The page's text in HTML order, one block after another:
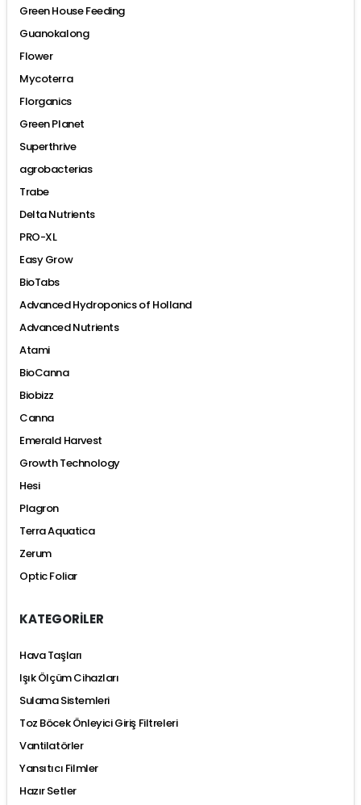
Green House Feeding
Guanokalong
Flower
Mycoterra
Florganics
Green Planet
Superthrive
agrobacterias
Trabe
Delta Nutrients
PRO-XL
Easy Grow
BioTabs
Advanced Hydroponics of Holland
Advanced Nutrients
Atami
BioCanna
Biobizz
Canna
Emerald Harvest
Growth Technology
Hesi
Plagron
Terra Aquatica
Zerum
Optic Foliar
KATEGORİLER
Hava Taşları
Işık Ölçüm Cihazları
Sulama Sistemleri
Toz Böcek Önleyici Giriş Filtreleri
Vantilatörler
Yansıtıcı Filmler
Hazır Setler